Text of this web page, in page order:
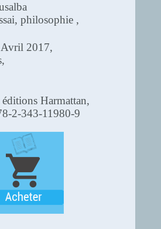
philosophie ,
2017,
Harmattan,
2-343-11980-9